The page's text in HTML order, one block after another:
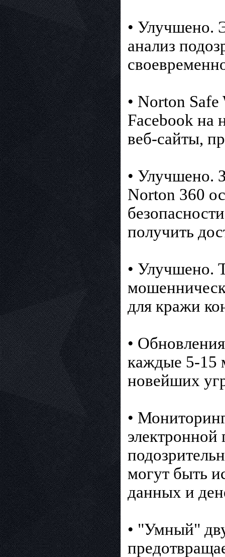
• Улучшено.
анализ
• Norton
Facebook на
веб-сайты,
• Улучшено.
Norton 360
получить
• Улучшено.
для кражи
•
каждые 5-15
новейших
•
могут быть
данных и
• "Умный"